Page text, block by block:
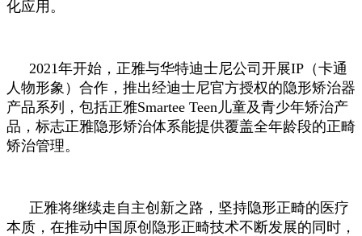
化应用。
2021年开始，正雅与华特迪士尼公司开展IP（卡通
人物形象）合作，推出经迪士尼官方授权的隐形矫治器
产品系列，包括正雅Smartee Teen儿童及青少年矫治产
品，标志正雅隐形矫治体系能提供覆盖全年龄段的正畸
矫治管理。
正雅将继续走自主创新之路，坚持隐形正畸的医疗
本质，在推动中国原创隐形正畸技术不断发展的同时，